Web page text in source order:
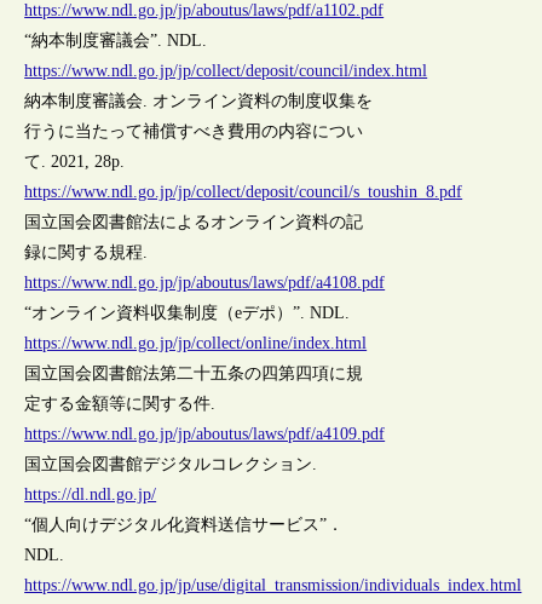
https://www.ndl.go.jp/jp/aboutus/laws/pdf/a1102.pdf
“納本制度審議会”. NDL.
https://www.ndl.go.jp/jp/collect/deposit/council/index.html
納本制度審議会. オンライン資料の制度収集を
行うに当たって補償すべき費用の内容につい
て. 2021, 28p.
https://www.ndl.go.jp/jp/collect/deposit/council/s_toushin_8.pdf
国立国会図書館法によるオンライン資料の記
録に関する規程.
https://www.ndl.go.jp/jp/aboutus/laws/pdf/a4108.pdf
“オンライン資料収集制度（eデポ）”. NDL.
https://www.ndl.go.jp/jp/collect/online/index.html
国立国会図書館法第二十五条の四第四項に規
定する金額等に関する件.
https://www.ndl.go.jp/jp/aboutus/laws/pdf/a4109.pdf
国立国会図書館デジタルコレクション.
https://dl.ndl.go.jp/
“個人向けデジタル化資料送信サービス”．
NDL.
https://www.ndl.go.jp/jp/use/digital_transmission/individuals_index.html